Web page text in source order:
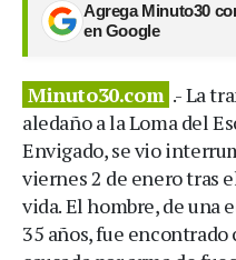
Agrega Minuto30
en Google
Minuto30.com .- La
aledaño a la Loma del
Envigado, se vio
viernes 2 de enero tras
vida. El hombre, de una
35 años, fue